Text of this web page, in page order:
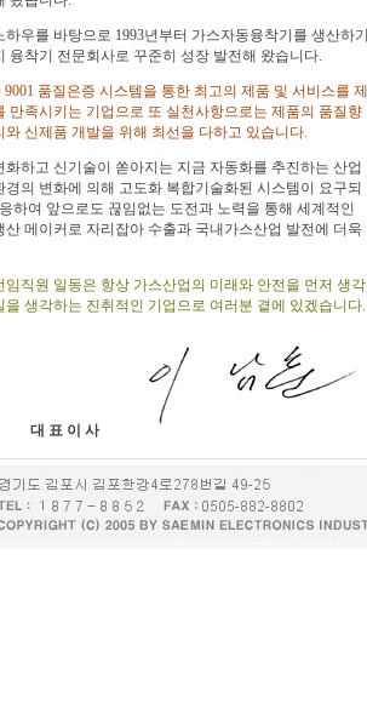
우를 바탕으로 1993년부터 가스자동융착기를 생산하기
융착기 전문회사로 꾸준히 성장 발전해 왔습니다.
품질은증 시스템을 통한 최고의 제품 및 서비스를 제
만족시키는 기업으로 또 실천사항으로는 제품의 품질향
신제품 개발을 위해 최선을 다하고 있습니다.
하고 신기술이 쏟아지는 지금 자동화를 추진하는 산업
경의 변화에 의해 고도화 복합기술화된 시스템이 요구되
하여 앞으로도 끊임없는 도전과 노력을 통해 세계적인
산 메이커로 자리잡아 수출과 국내가스산업 발전에 더욱
임직원 일동은 항상 가스산업의 미래와 안전을 먼저 생각
을 생각하는 진취적인 기업으로 여러분 곁에 있겠습니다.
대 표 이 사